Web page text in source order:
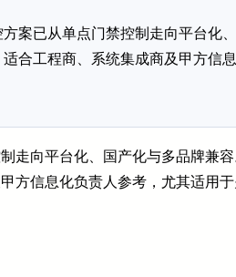
案已从单点门禁控制走向平台化
合工程商、系统集成商及甲方信
向平台化、国产化与多品牌兼容
方信息化负责人参考，尤其适用